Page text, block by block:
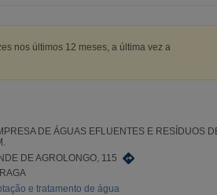
nos últimos 12 meses, a última vez a
DE ÁGUAS EFLUENTES E RESÍDUOS
DE AGROLONGO, 115
e tratamento de água